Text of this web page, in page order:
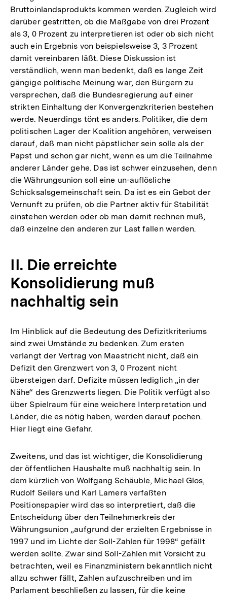
Bruttoinlandsprodukts kommen werden. Zugleich wird
darüber gestritten, ob die Maßgabe von drei Prozent
als 3, 0 Prozent zu interpretieren ist oder ob sich nicht
auch ein Ergebnis von beispielsweise 3, 3 Prozent
damit vereinbaren läßt. Diese Diskussion ist
verständlich, wenn man bedenkt, daß es lange Zeit
gängige politische Meinung war, den Bürgern zu
versprechen, daß die Bundesregierung auf einer
strikten Einhaltung der Konvergenzkriterien bestehen
werde. Neuerdings tönt es anders. Politiker, die dem
politischen Lager der Koalition angehören, verweisen
darauf, daß man nicht päpstlicher sein solle als der
Papst und schon gar nicht, wenn es um die Teilnahme
anderer Länder gehe. Das ist schwer einzusehen, denn
die Währungsunion soll eine un-auflösliche
Schicksalsgemeinschaft sein. Da ist es ein Gebot der
Vernunft zu prüfen, ob die Partner aktiv für Stabilität
einstehen werden oder ob man damit rechnen muß,
daß einzelne den anderen zur Last fallen werden.
II. Die erreichte
Konsolidierung muß
nachhaltig sein
Im Hinblick auf die Bedeutung des Defizitkriteriums
sind zwei Umstände zu bedenken. Zum ersten
verlangt der Vertrag von Maastricht nicht, daß ein
Defizit den Grenzwert von 3, 0 Prozent nicht
übersteigen darf. Defizite müssen lediglich „in der
Nähe“ des Grenzwerts liegen. Die Politik verfügt also
über Spielraum für eine weichere Interpretation und
Länder, die es nötig haben, werden darauf pochen.
Hier liegt eine Gefahr.
Zweitens, und das ist wichtiger, die Konsolidierung
der öffentlichen Haushalte muß nachhaltig sein. In
dem kürzlich von Wolfgang Schäuble, Michael Glos,
Rudolf Seilers und Karl Lamers verfaßten
Positionspapier wird das so interpretiert, daß die
Entscheidung über den Teilnehmerkreis der
Währungsunion „aufgrund der erzielten Ergebnisse in
1997 und im Lichte der Soll-Zahlen für 1998“ gefällt
werden sollte. Zwar sind Soll-Zahlen mit Vorsicht zu
betrachten, weil es Finanzministern bekanntlich nicht
allzu schwer fällt, Zahlen aufzuschreiben und im
Parlament beschließen zu lassen, für die keine